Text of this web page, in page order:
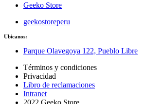
Geeko Store
geekostoreperu
Ubicanos:
Parque Olavegoya 122, Pueblo Libre
Términos y condiciones
Privacidad
Libro de reclamaciones
Intranet
2022 Geeko Store